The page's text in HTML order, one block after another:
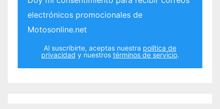
electrónicos promocionales de
Motosonline.net
Al suscribirte, aceptas nuestra política de
privacidad y nuestros términos de servicio.